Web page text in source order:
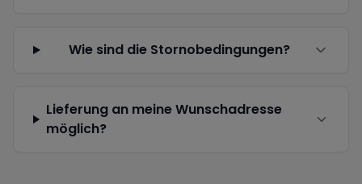
Wie sind die Stornobedingungen?
Lieferung an meine Wunschadresse
möglich?